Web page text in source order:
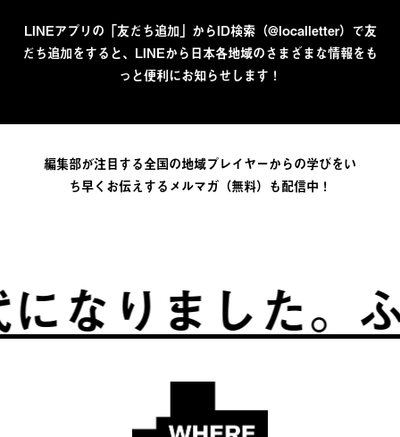
LINEアプリの「友だち追加」からID検索（@localletter）で友
だち追加をすると、LINEから日本各地域のさまざまな情報をも
っと便利にお知らせします！
編集部が注目する全国の地域プレイヤーからの学びをい
ち早くお伝えするメルマガ（無料）も配信中！
りました。ふる